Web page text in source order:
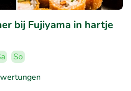
bij Fujiyama in hartje
So